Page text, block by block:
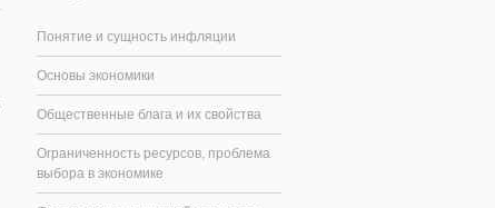
Понятие и сущность инфляции
Основы экономики
Общественные блага и их свойства
Ограниченность ресурсов, проблема
выбора в экономике